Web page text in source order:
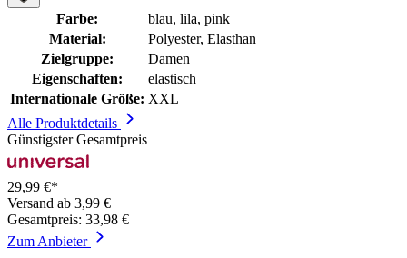
Farbe:
blau, lila, pink
Material:
Polyester, Elasthan
Zielgruppe:
Damen
Eigenschaften:
elastisch
Internationale Größe: XXL
Alle Produktdetails
Günstigster Gesamtpreis
29,99 €*
Versand ab 3,99 €
Gesamtpreis: 33,98 €
Zum Anbieter